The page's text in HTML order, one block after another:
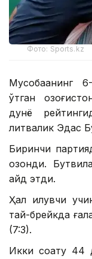
Фото: Sports.kz
Мусобақанинг
ўтган
дунё
литвалик Эдас
Биринчи
қозонди.
қайд этди.
Ҳал қилувчи
тай-брейкда
(7:3).
Икки соату 44